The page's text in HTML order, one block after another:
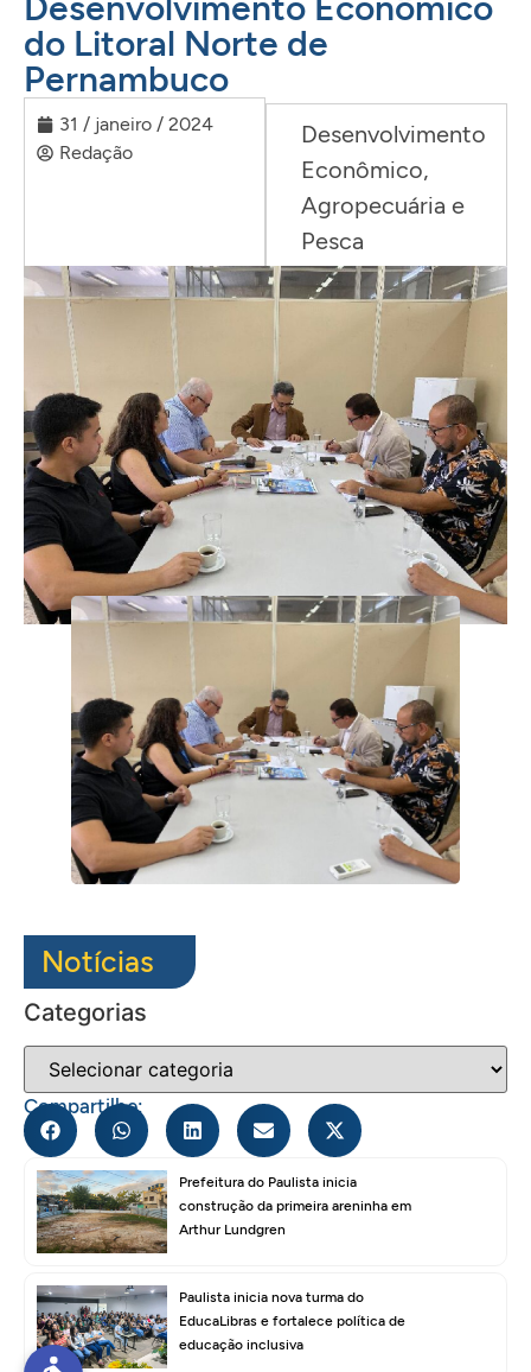
do Litoral Norte de
Pernambuco
31 / janeiro / 2024
Redação
Desenvolvimento
Econômico,
Agropecuária e
Pesca
Notícias
Categorias
Compartilhe:
Prefeitura do Paulista inicia
construção da primeira areninha em
Arthur Lundgren
Paulista inicia nova turma do
EducaLibras e fortalece política de
educação inclusiva